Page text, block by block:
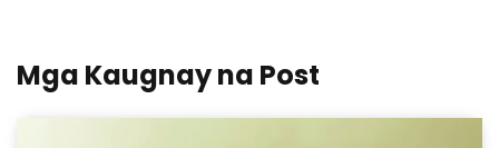
Mga Kaugnay na Post